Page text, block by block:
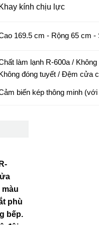
Khay kính chịu lực
169.5 cm - Rộng 65 cm -
làm lạnh R-600a /
Không đóng tuyết / Đệm cửa
biến kép thông minh
phù
bếp.